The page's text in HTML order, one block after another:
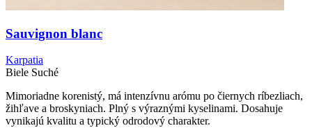
Sauvignon blanc
Karpatia
Biele Suché
Mimoriadne korenistý, má intenzívnu arómu po čiernych ríbezliach,
žihľave a broskyniach. Plný s výraznými kyselinami. Dosahuje
vynikajú kvalitu a typický odrodový charakter.